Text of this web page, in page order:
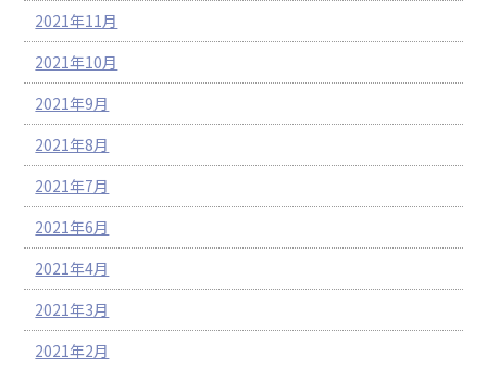
2021年11月
2021年10月
2021年9月
2021年8月
2021年7月
2021年6月
2021年4月
2021年3月
2021年2月